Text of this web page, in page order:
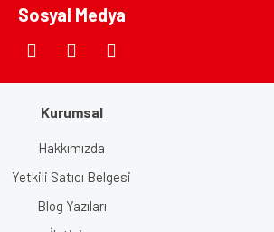
Sosyal Medya
Kurumsal
Hakkımızda
Yetkili Satıcı Belgesi
Blog Yazıları